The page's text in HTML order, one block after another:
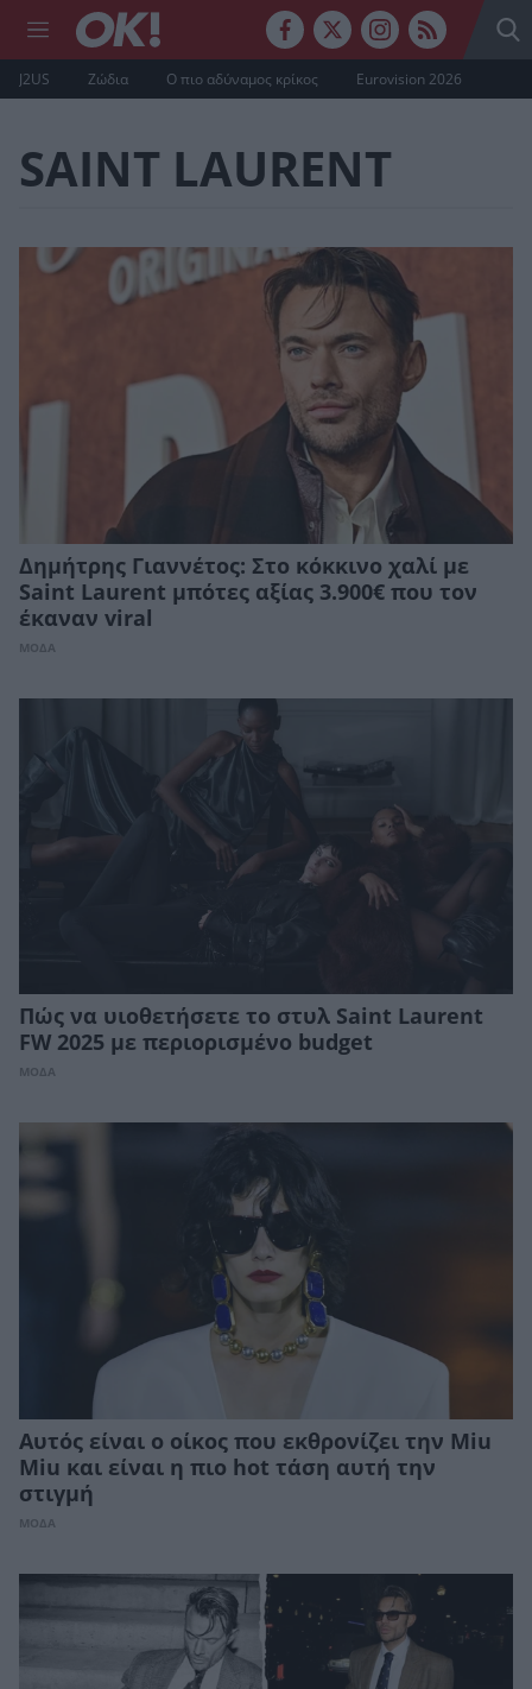
J2US Ζώδια Ο πιο αδύναμος κρίκος Eurovision 2026
SAINT LAURENT
Δημήτρης Γιαννέτος: Στο κόκκινο χαλί με
Saint Laurent μπότες αξίας 3.900€ που τον
έκαναν viral
ΜΟΔΑ
Πώς να υιοθετήσετε το στυλ Saint Laurent
FW 2025 με περιορισμένο budget
ΜΟΔΑ
Αυτός είναι ο οίκος που εκθρονίζει την Miu
Miu και είναι η πιο hot τάση αυτή την
στιγμή
ΜΟΔΑ